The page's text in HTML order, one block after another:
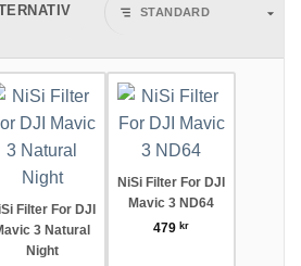
Filter For DJI
3 Natural
Night
NiSi Filter For DJI
Mavic 3 ND64
479 kr